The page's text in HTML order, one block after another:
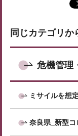
同じカテゴリか
危機管理
ミサイルを想
奈良県_新型